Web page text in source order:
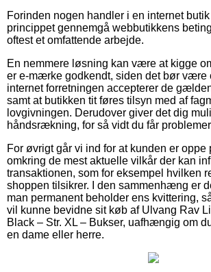
Forinden nogen handler i en internet
princippet gennemgå webbutikkens
oftest et omfattende arbejde.
En nemmere løsning kan være at kigge
er e-mærke godkendt, siden det bør være
internet forretningen accepterer de
samt at butikken tit føres tilsyn med af
lovgivningen. Derudover giver det dig
håndsrækning, for så vidt du får
For øvrigt går vi ind for at kunden er
omkring de mest aktuelle vilkår der kan
transaktionen, som for eksempel hvilken
shoppen tilsikrer. I den sammenhæng er
man permanent beholder ens kvittering,
vil kunne bevidne sit køb af Ulvang Rav
Black – Str. XL – Bukser, uafhængig om
en dame eller herre.